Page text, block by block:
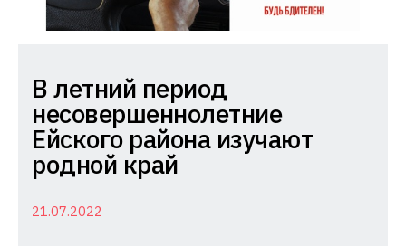
Комиссия
по
делам
несовершеннолетних
и
защите
В летний период
несовершеннолетние
Ейского района изучают
родной край
21.07.2022